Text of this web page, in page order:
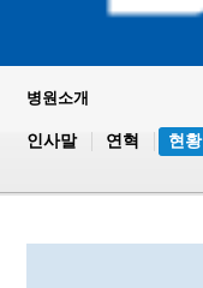
병원소개
인사말 연혁 현황